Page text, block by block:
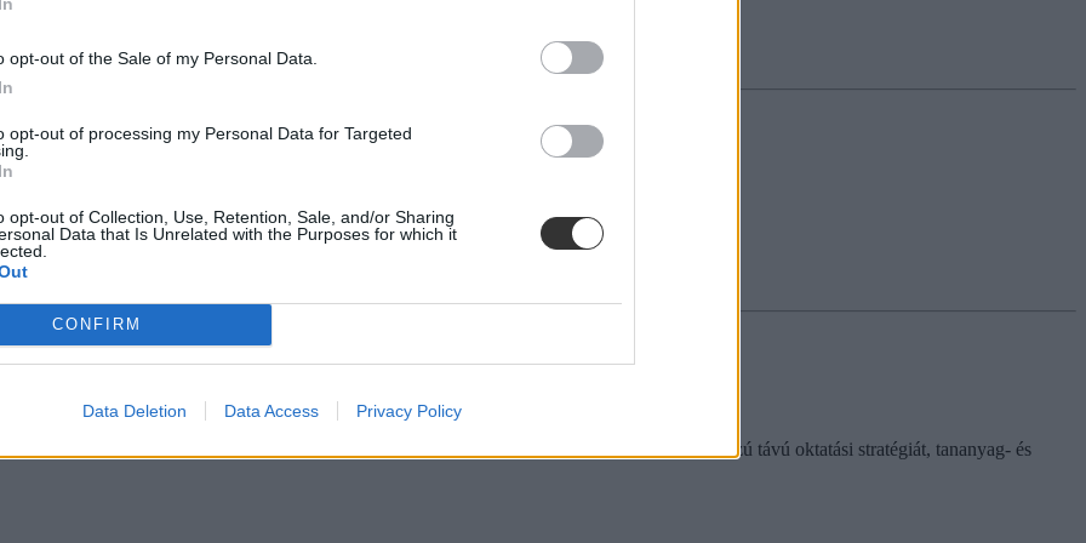
opt-out of the Sale of my Personal Data.
opt-out of processing my Personal Data for Targeted
opt-out of Collection, Use, Retention, Sale, and/or Sharing
Data that Is Unrelated with the Purposes for which it
CONFIRM
Data Deletion Data Access Privacy Policy
több száz diák tart a Kossuth tér felé
téren egyre többen vannak.
Lauder sztrájkot támogató tanárai
Iskola tanársztrájkot támogató dolgozói. Többek között nemzeti konszenzuson alapuló, hosszú távú oktatási stratégiát, tananyag- és